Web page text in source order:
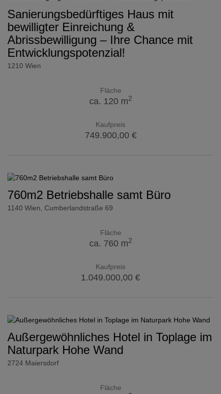
Sanierungsbedürftiges Haus mit
bewilligter Einreichung &
Abrissbewilligung – Ihre Chance mit
Entwicklungspotenzial!
1210 Wien
Fläche
ca. 120 m2
Kaufpreis
749.900,00 €
760m2 Betriebshalle samt Büro
1140 Wien , Cumberlandstraße 69
Fläche
ca. 760 m2
Kaufpreis
1.049.000,00 €
Außergewöhnliches Hotel in Toplage im
Naturpark Hohe Wand
2724 Maiersdorf
Fläche